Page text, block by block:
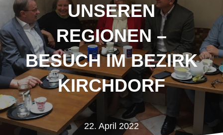
UNSEREN
REGIONEN –
BESUCH IM BEZIRK
KIRCHDORF
22. April 2022